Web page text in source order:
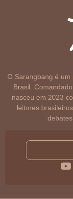
O Sarangbang é
Brasil.
nasceu em 2023
leitores